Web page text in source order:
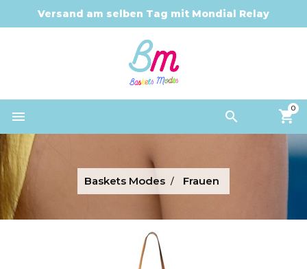
Versand am selben Tag mit Mondial Relay


0
Baskets Modes Frauen